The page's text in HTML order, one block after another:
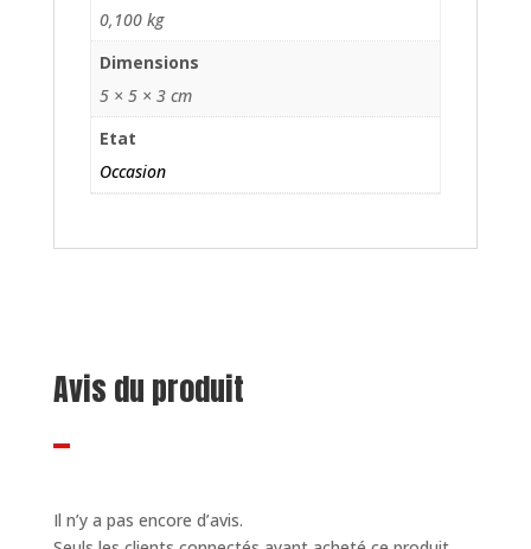
0,100 kg
Dimensions
5 × 5 × 3 cm
Etat
Occasion
Avis du produit
Il n’y a pas encore d’avis.